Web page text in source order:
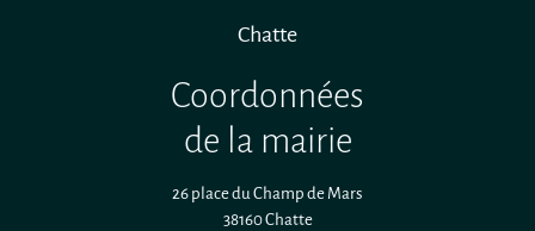
Chatte
Coordonnées
de la mairie
26 place du Champ de Mars
38160 Chatte